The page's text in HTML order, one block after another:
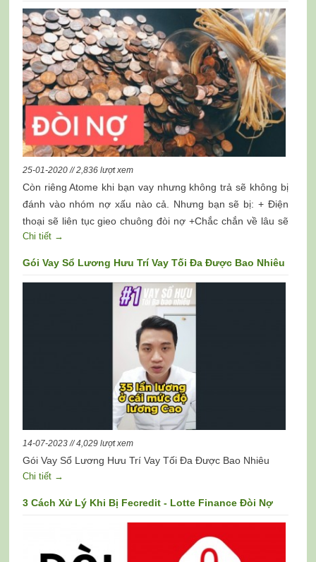
25-01-2020 // 2,836 lượt xem
Còn riêng Atome khi bạn vay nhưng không trả sẽ không bị
đánh vào nhóm nợ xấu nào cả. Nhưng bạn sẽ bị: + Điện
thoại sẽ liên tục gieo chuông đòi nợ +Chắc chắn về lâu sẽ
ảnh hưởng tới mặt pháp lí có thể bị vướng vào pháp luật
Chi tiết →
Gói Vay Sổ Lương Hưu Trí Vay Tối Đa Được Bao Nhiêu
14-07-2023 // 4,029 lượt xem
Gói Vay Sổ Lương Hưu Trí Vay Tối Đa Được Bao Nhiêu
Chi tiết →
3 Cách Xử Lý Khi Bị Fecredit - Lotte Finance Đòi Nợ